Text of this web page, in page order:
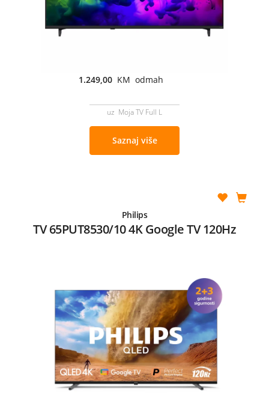
1.249,00 KM odmah
uz Moja TV Full L
Saznaj više
Philips
TV 65PUT8530/10 4K Google TV 120Hz